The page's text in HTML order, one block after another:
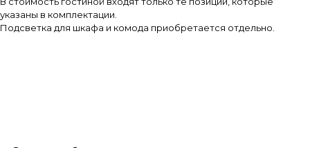
указаны в комплектации.
Подсветка для шкафа и комода приобретается отдельно.